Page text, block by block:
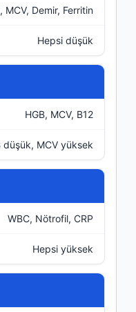
MCV, Demir, Ferritin
Hepsi düşük
HGB, MCV, B12
düşük, MCV yüksek
WBC, Nötrofil, CRP
Hepsi yüksek